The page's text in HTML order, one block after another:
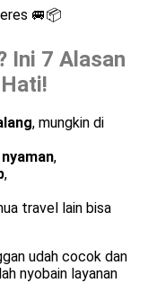
🚐📦
Ini 7 Alasan
, mungkin di
,
,
travel lain bisa
udah cocok dan
nyobain layanan